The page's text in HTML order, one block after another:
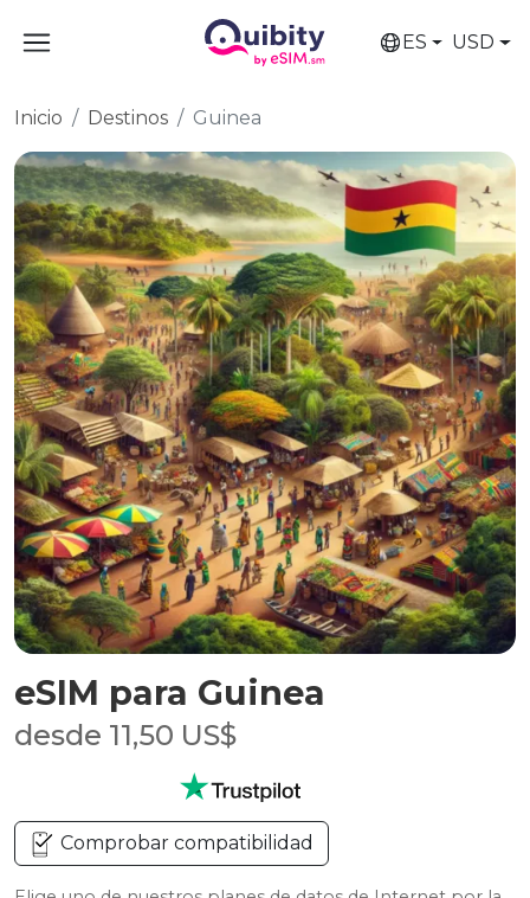
ES USD
Inicio Destinos Guinea
eSIM para Guinea
desde 11,50 US$
Comprobar compatibilidad